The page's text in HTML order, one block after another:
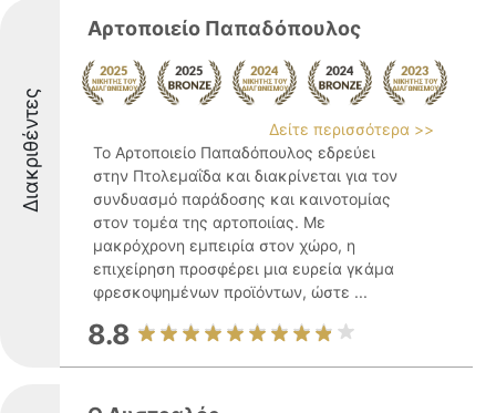
Διακριθέντες
Αρτοποιείο Παπαδόπουλος
Δείτε περισσότερα >>
Το Αρτοποιείο Παπαδόπουλος εδρεύει
στην Πτολεμαΐδα και διακρίνεται για τον
συνδυασμό παράδοσης και καινοτομίας
στον τομέα της αρτοποιίας. Με
μακρόχρονη εμπειρία στον χώρο, η
επιχείρηση προσφέρει μια ευρεία γκάμα
φρεσκοψημένων προϊόντων, ώστε ...
8.8